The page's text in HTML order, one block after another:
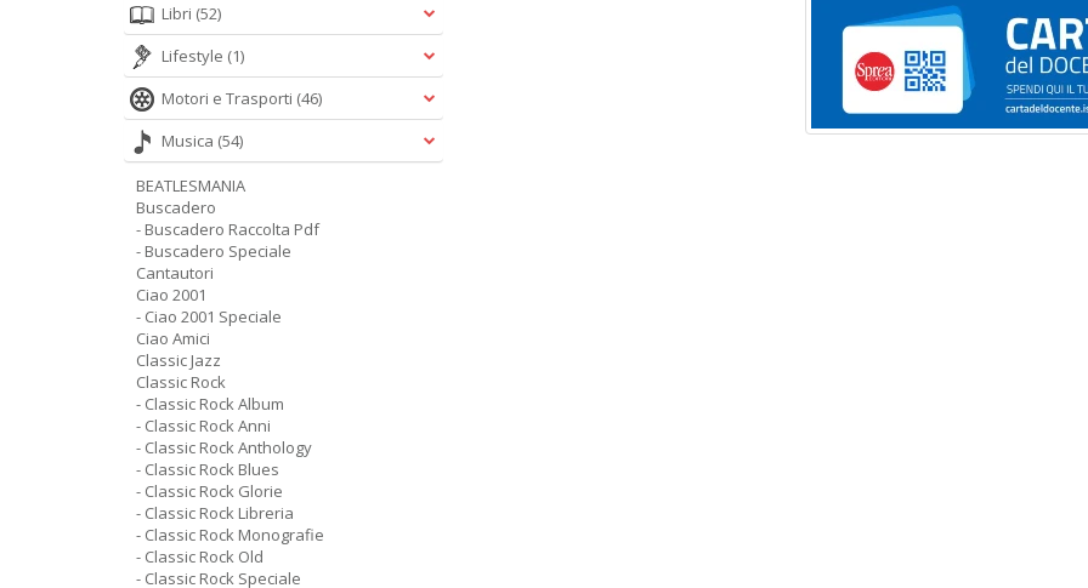
Libri (52)
Lifestyle (1)
Motori e Trasporti (46)
Musica (54)
BEATLESMANIA
Buscadero
- Buscadero Raccolta Pdf
- Buscadero Speciale
Cantautori
Ciao 2001
- Ciao 2001 Speciale
Ciao Amici
Classic Jazz
Classic Rock
- Classic Rock Album
- Classic Rock Anni
- Classic Rock Anthology
- Classic Rock Blues
- Classic Rock Glorie
- Classic Rock Libreria
- Classic Rock Monografie
- Classic Rock Old
- Classic Rock Speciale